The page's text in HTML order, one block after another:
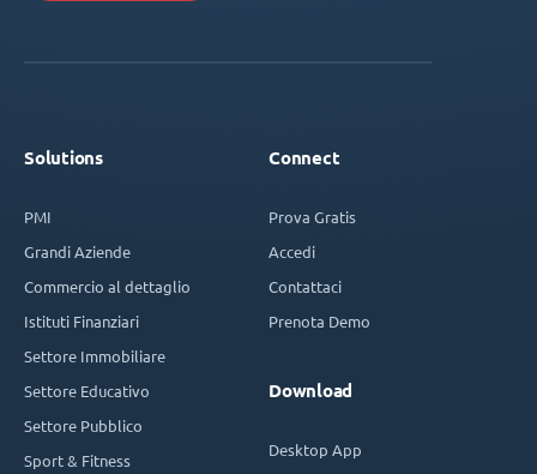
Solutions
PMI
Grandi Aziende
Commercio al dettaglio
Istituti Finanziari
Settore Immobiliare
Settore Educativo
Settore Pubblico
Sport & Fitness
Connect
Prova Gratis
Accedi
Contattaci
Prenota Demo
Download
Desktop App